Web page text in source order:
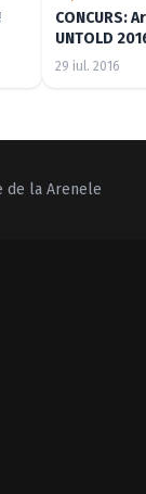
CONCURS:
UNTOLD
29 iul. 2016
de la Arenele